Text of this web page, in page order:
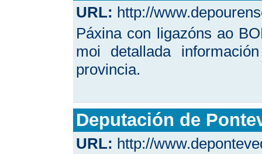
URL: http://
Páxina con ligazóns ao
moi detallada
provincia.
Deputación de
URL: http://